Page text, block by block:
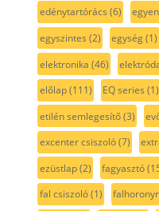
edénytartórács (6)
egyszintes (2) egység(1)
elektronika (46)
előlap(111) EQ series (1)
etilén semlegesítő(3)
excenter csiszoló(7)
ezüstlap(2) fagyasztó
fal csiszoló(1)